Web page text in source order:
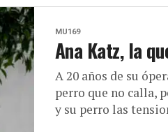
MU169
Ana Katz, la
A 20 años de su
perro que no calla,
y su perro las